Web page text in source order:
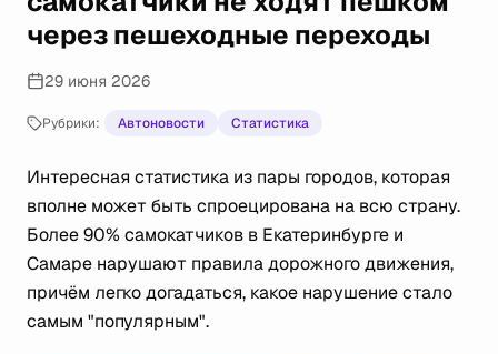
через пешеходные переходы
29 июня 2026
Рубрики: Автоновости Статистика
Интересная статистика из пары городов, которая
вполне может быть спроецирована на всю страну.
Более 90% самокатчиков в Екатеринбурге и
Самаре нарушают правила дорожного движения,
причём легко догадаться, какое нарушение стало
самым "популярным".